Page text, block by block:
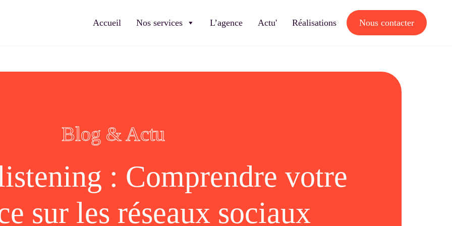
Accueil Nos services L’agence Actu' Réalisations Nous contacter
Blog & Actu
: Comprendre votre
sur les réseaux sociaux